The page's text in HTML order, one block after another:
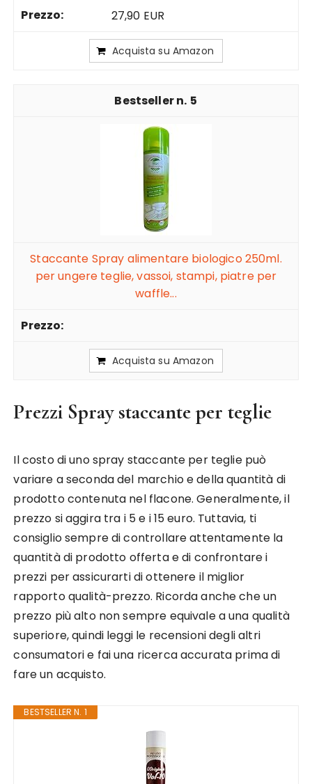
27,90 EUR
Acquista su Amazon
5
Staccante Spray alimentare biologico 250ml.
per ungere teglie, vassoi, stampi, piatre per
waffle...
Acquista su Amazon
Prezzi Spray staccante per teglie
Il costo di uno spray staccante per teglie può
variare a seconda del marchio e della quantità di
prodotto contenuta nel flacone. Generalmente, il
prezzo si aggira tra i 5 e i 15 euro. Tuttavia, ti
consiglio sempre di controllare attentamente la
quantità di prodotto offerta e di confrontare i
prezzi per assicurarti di ottenere il miglior
rapporto qualità-prezzo. Ricorda anche che un
prezzo più alto non sempre equivale a una qualità
superiore, quindi leggi le recensioni degli altri
consumatori e fai una ricerca accurata prima di
fare un acquisto.
BESTSELLER N. 1